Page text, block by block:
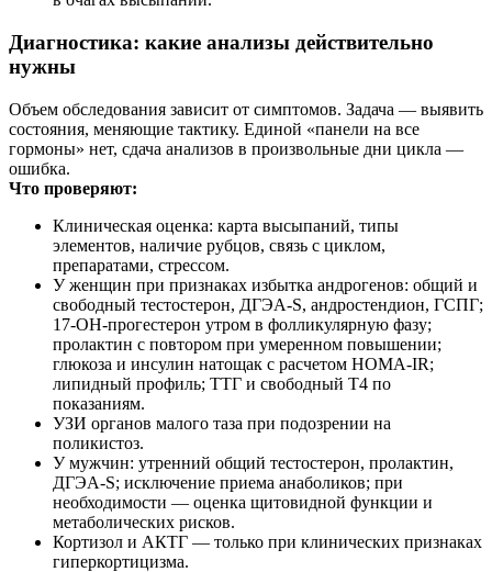
Диагностика: какие анализы действительно
нужны
Объем обследования зависит от симптомов. Задача — выявить
состояния, меняющие тактику. Единой «панели на все
гормоны» нет, сдача анализов в произвольные дни цикла —
ошибка.
Что проверяют:
Клиническая оценка: карта высыпаний, типы
элементов, наличие рубцов, связь с циклом,
препаратами, стрессом.
У женщин при признаках избытка андрогенов: общий и
свободный тестостерон, ДГЭА‑S, андростендион, ГСПГ;
17‑ОН‑прогестерон утром в фолликулярную фазу;
пролактин с повтором при умеренном повышении;
глюкоза и инсулин натощак с расчетом HOMA‑IR;
липидный профиль; ТТГ и свободный Т4 по
показаниям.
УЗИ органов малого таза при подозрении на
поликистоз.
У мужчин: утренний общий тестостерон, пролактин,
ДГЭА‑S; исключение приема анаболиков; при
необходимости — оценка щитовидной функции и
метаболических рисков.
Кортизол и АКТГ — только при клинических признаках
гиперкортицизма.